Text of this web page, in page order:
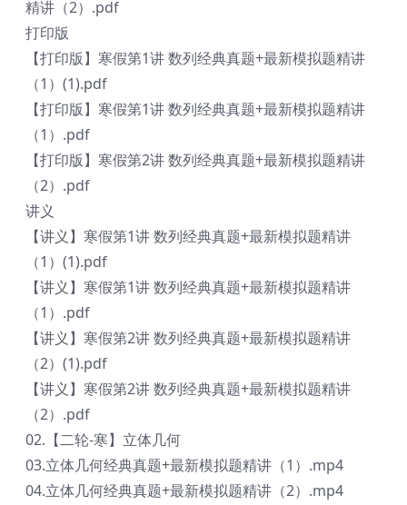
精讲（2）.pdf
打印版
【打印版】寒假第1讲 数列经典真题+最新模拟题精讲
（1）(1).pdf
【打印版】寒假第1讲 数列经典真题+最新模拟题精讲
（1）.pdf
【打印版】寒假第2讲 数列经典真题+最新模拟题精讲
（2）.pdf
讲义
【讲义】寒假第1讲 数列经典真题+最新模拟题精讲
（1）(1).pdf
【讲义】寒假第1讲 数列经典真题+最新模拟题精讲
（1）.pdf
【讲义】寒假第2讲 数列经典真题+最新模拟题精讲
（2）(1).pdf
【讲义】寒假第2讲 数列经典真题+最新模拟题精讲
（2）.pdf
02.【二轮-寒】立体几何
03.立体几何经典真题+最新模拟题精讲（1）.mp4
04.立体几何经典真题+最新模拟题精讲（2）.mp4